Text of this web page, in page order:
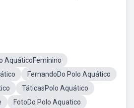
AquáticoFeminino
FernandoDo Polo Aquático
TáticasPolo Aquático
FotoDo Polo Aquatico